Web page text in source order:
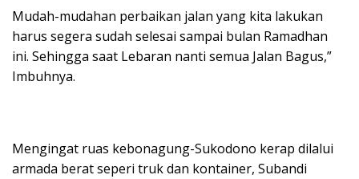
Mudah-mudahan perbaikan jalan yang kita lakukan
harus segera sudah selesai sampai bulan Ramadhan
ini. Sehingga saat Lebaran nanti semua Jalan Bagus,”
Imbuhnya.
Mengingat ruas kebonagung-Sukodono kerap dilalui
armada berat seperi truk dan kontainer, Subandi